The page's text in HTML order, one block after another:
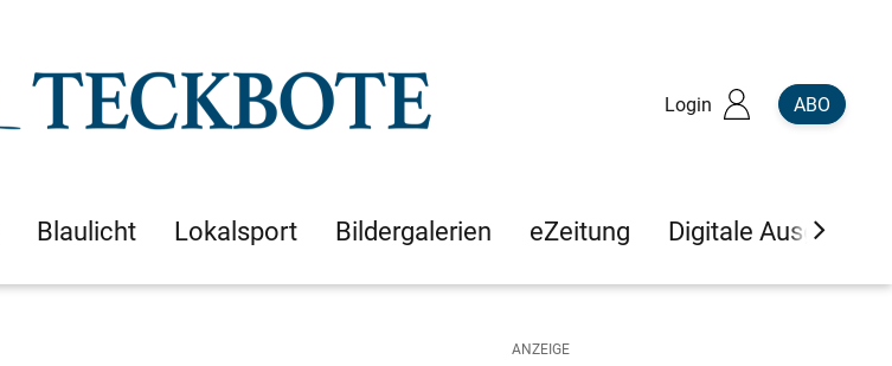
Login ABO
Blaulicht Lokalsport Bildergalerien eZeitung Digitale Ausgaben